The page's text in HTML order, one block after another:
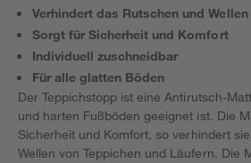
Verhindert das Rutschen und
Sorgt für Sicherheit und Komfort
Individuell zuschneidbar
Für alle glatten Böden
Der Teppichstopp ist eine Antirutsch-
und harten Fußböden geeignet ist. Die
Sicherheit und Komfort, so verhindert
Wellen von Teppichen und Läufern. Die